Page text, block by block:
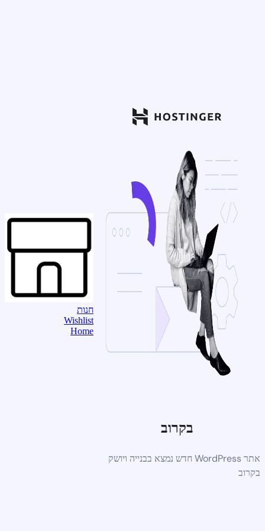
בקרוב
אתר WordPress חדש נמצא בבנייה ויושק
בקרוב
חנות
Wishlist
Home